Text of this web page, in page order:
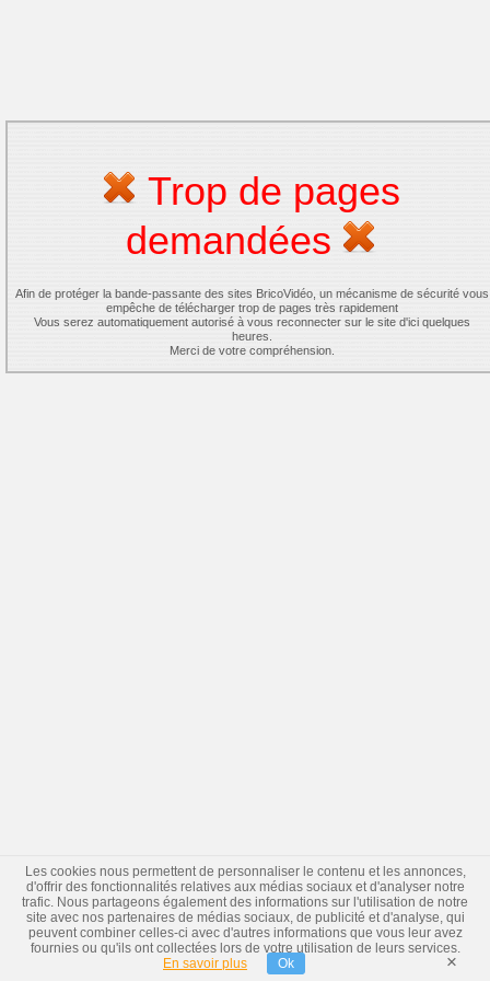
Trop de pages
demandées
Afin de protéger la bande-passante des sites BricoVidéo, un mécanisme de sécurité vous
empêche de télécharger trop de pages très rapidement
Vous serez automatiquement autorisé à vous reconnecter sur le site d'ici quelques
heures.
Merci de votre compréhension.
Les cookies nous permettent de personnaliser le contenu et les annonces,
d'offrir des fonctionnalités relatives aux médias sociaux et d'analyser notre
trafic. Nous partageons également des informations sur l'utilisation de notre
site avec nos partenaires de médias sociaux, de publicité et d'analyse, qui
peuvent combiner celles-ci avec d'autres informations que vous leur avez
fournies ou qu'ils ont collectées lors de votre utilisation de leurs services.
En savoir plus
Ok ×